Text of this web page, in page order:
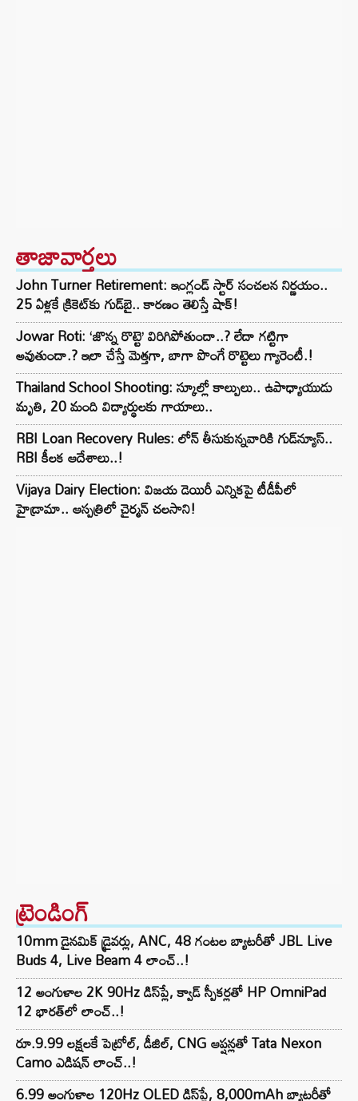
తాజావార్తలు
John Turner Retirement: ఇంగ్లండ్ స్టార్ సంచలన నిర్ణయం..
25 ఏళ్లకే క్రికెట్‌కు గుడ్‌బై.. కారణం తెలిస్తే షాక్!
Jowar Roti: ‘జొన్న రొట్టె’ విరిగిపోతుందా..? లేదా గట్టిగా
అవుతుందా.? ఇలా చేస్తే మెత్తగా, బాగా పొంగే రొట్టెలు గ్యారెంటీ.!
Thailand School Shooting: స్కూల్లో కాల్పులు.. ఉపాధ్యాయుడు
మృతి, 20 మంది విద్యార్థులకు గాయాలు..
RBI Loan Recovery Rules: లోన్ తీసుకున్నవారికి గుడ్‌న్యూస్..
RBI కీలక ఆదేశాలు..!
Vijaya Dairy Election: విజయ డెయిరీ ఎన్నికపై టీడీపీలో
హైడ్రామా.. ఆస్పత్రిలో చైర్మన్ చలసాని!
ట్రెండింగ్‌
10mm డైనమిక్ డ్రైవర్లు, ANC, 48 గంటల బ్యాటరీతో JBL Live
Buds 4, Live Beam 4 లాంచ్..!
12 అంగుళాల 2K 90Hz డిస్‌ప్లే, క్వాడ్ స్పీకర్లతో HP OmniPad
12 భారత్‌లో లాంచ్..!
రూ.9.99 లక్షలకే పెట్రోల్, డీజిల్, CNG ఆప్షన్లతో Tata Nexon
Camo ఎడిషన్ లాంచ్..!
6.99 అంగుళాల 120Hz OLED డిస్‌ప్లే, 8,000mAh బ్యాటరీతో